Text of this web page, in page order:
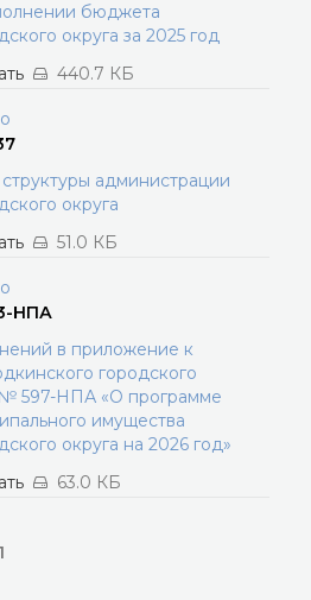
бюджета
округа за 2025 год
440.7 КБ
администрации
округа
51.0 КБ
НПА
в приложение к
городского
№ 597-НПА «О программе
имущества
округа на 2026 год»
63.0 КБ